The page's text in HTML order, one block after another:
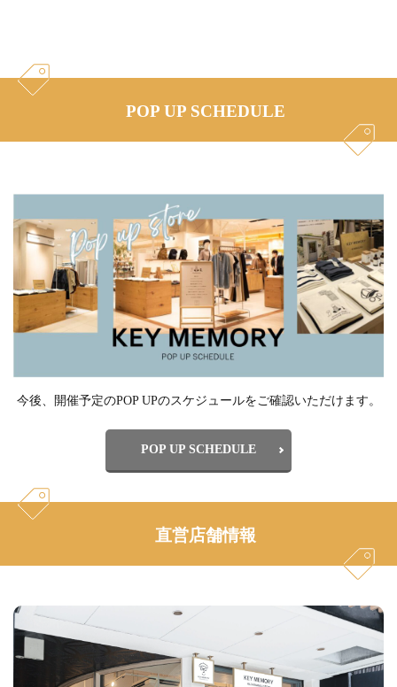
POP UP SCHEDULE
今後、開催予定のPOP UPのスケジュールをご確認いただけます。
POP UP SCHEDULE
直営店舗情報